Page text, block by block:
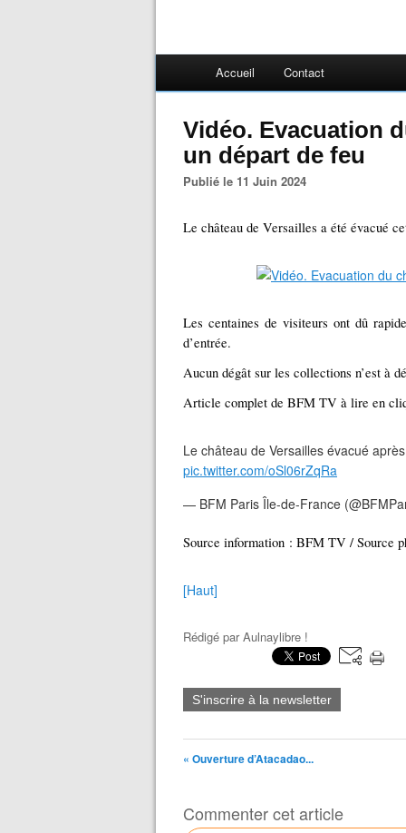
Accueil Contact
Vidéo. Evacuation
un départ de feu
Publié le 11 Juin 2024
Le château de Versailles a été évacué
Les centaines de visiteurs ont dû
d’entrée.
Aucun dégât sur les collections n’est à
Article complet de BFM TV à lire en
Le château de Versailles évacué
pic.twitter.com/oSl06rZqRa
— BFM Paris Île-de-France
Source information : BFM TV / Source
[Haut]
Rédigé parAulnaylibre !
S'inscrire à la newsletter
« Ouverture d’Atacadao...
Commenter cet article